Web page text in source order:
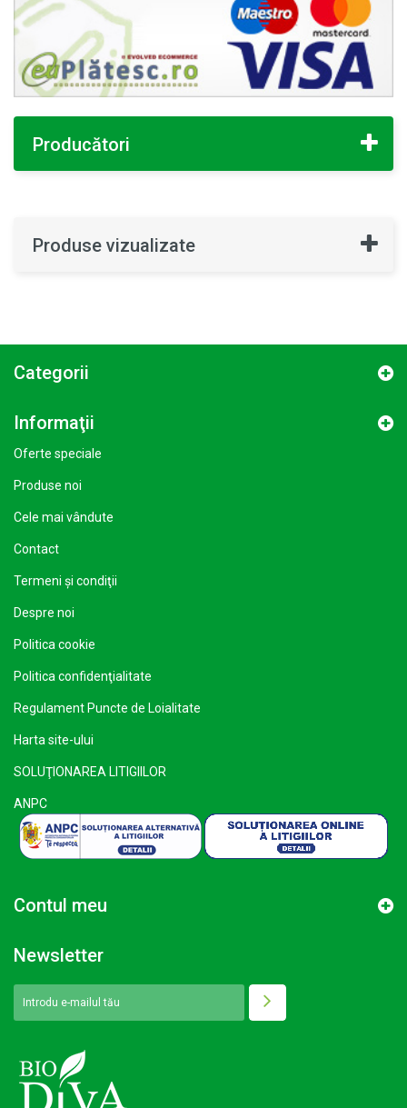
Producători
Produse vizualizate
Categorii
Informaţii
Oferte speciale
Produse noi
Cele mai vândute
Contact
Termeni şi condiţii
Despre noi
Politica cookie
Politica confidenţialitate
Regulament Puncte de Loialitate
Harta site-ului
SOLUŢIONAREA LITIGIILOR
ANPC
Contul meu
Newsletter